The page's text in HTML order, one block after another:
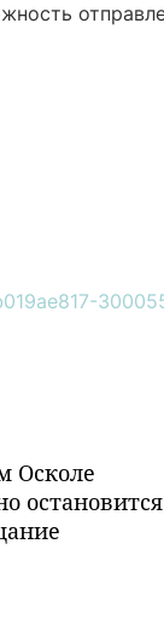
Осколе
остановится